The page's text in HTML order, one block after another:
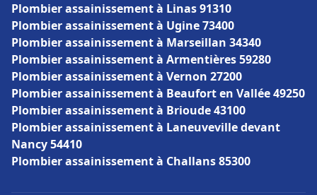
Plombier assainissement à Linas 91310
Plombier assainissement à Ugine 73400
Plombier assainissement à Marseillan 34340
Plombier assainissement à Armentières 59280
Plombier assainissement à Vernon 27200
Plombier assainissement à Beaufort en Vallée 49250
Plombier assainissement à Brioude 43100
Plombier assainissement à Laneuveville devant
Nancy 54410
Plombier assainissement à Challans 85300